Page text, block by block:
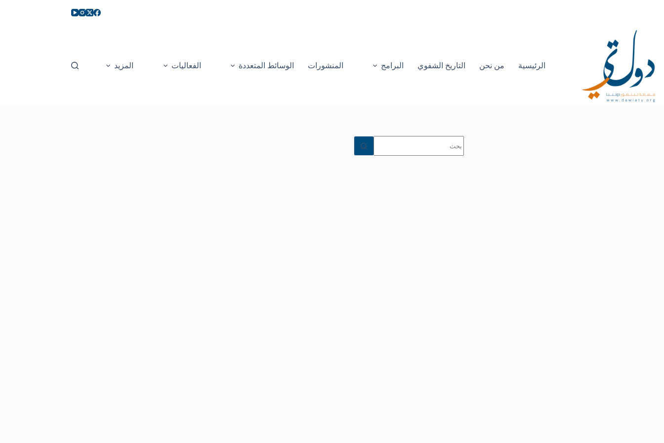
الرئيسية من نحن التاريخ الشفوي البرامج المنشورات الوسائط المتعددة الفعاليات المزيد